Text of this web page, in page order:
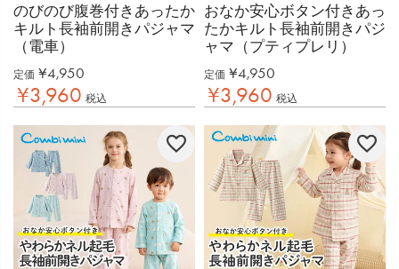
のびのび腹巻付きあったか
キルト長袖前開きパジャマ
（電車）
定価 ¥4,950
¥3,960 税込
おなか安心ボタン付きあっ
たかキルト長袖前開きパジ
ャマ（プティプレリ）
定価 ¥4,950
¥3,960 税込